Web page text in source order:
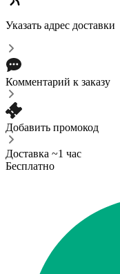
Указать адрес доставки
Комментарий к заказу
Добавить промокод
Доставка ~1 час
Бесплатно